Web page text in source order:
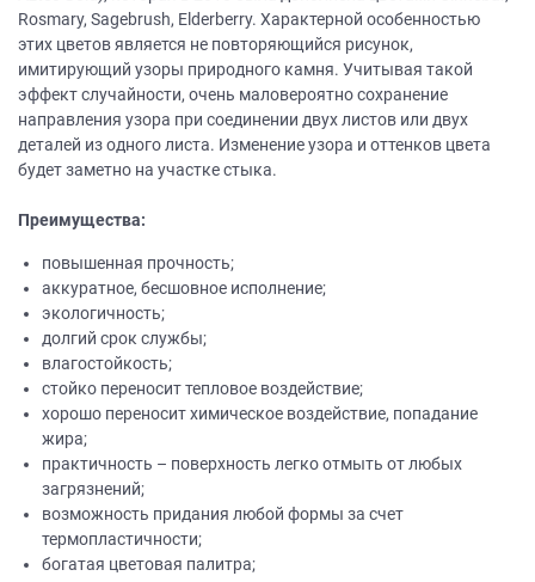
Rosmary, Sagebrush, Elderberry. Характерной особенностью
этих цветов является не повторяющийся рисунок,
имитирующий узоры природного камня. Учитывая такой
эффект случайности, очень маловероятно сохранение
направления узора при соединении двух листов или двух
деталей из одного листа. Изменение узора и оттенков цвета
будет заметно на участке стыка.
Преимущества:
повышенная прочность;
аккуратное, бесшовное исполнение;
экологичность;
долгий срок службы;
влагостойкость;
стойко переносит тепловое воздействие;
хорошо переносит химическое воздействие, попадание
жира;
практичность – поверхность легко отмыть от любых
загрязнений;
возможность придания любой формы за счет
термопластичности;
богатая цветовая палитра;